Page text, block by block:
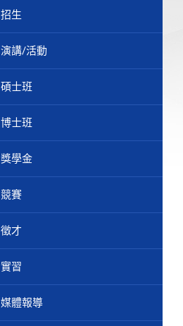
招生
演講/活動
碩士班
博士班
獎學金
競賽
徵才
實習
媒體報導